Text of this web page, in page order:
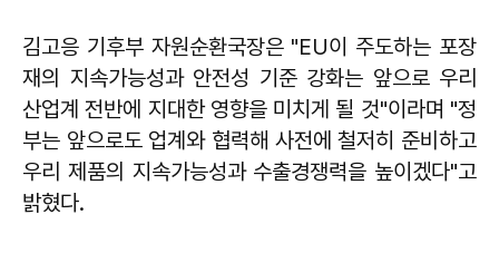
김고응 기후부 자원순환국장은 "EU이 주도하는 포장
재의 지속가능성과 안전성 기준 강화는 앞으로 우리
산업계 전반에 지대한 영향을 미치게 될 것"이라며 "정
부는 앞으로도 업계와 협력해 사전에 철저히 준비하고
우리 제품의 지속가능성과 수출경쟁력을 높이겠다"고
밝혔다.